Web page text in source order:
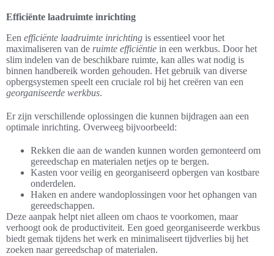
Efficiënte laadruimte inrichting
Een efficiënte laadruimte inrichting is essentieel voor het
maximaliseren van de ruimte efficiëntie in een werkbus. Door het
slim indelen van de beschikbare ruimte, kan alles wat nodig is
binnen handbereik worden gehouden. Het gebruik van diverse
opbergsystemen speelt een cruciale rol bij het creëren van een
georganiseerde werkbus.
Er zijn verschillende oplossingen die kunnen bijdragen aan een
optimale inrichting. Overweeg bijvoorbeeld:
Rekken die aan de wanden kunnen worden gemonteerd om
gereedschap en materialen netjes op te bergen.
Kasten voor veilig en georganiseerd opbergen van kostbare
onderdelen.
Haken en andere wandoplossingen voor het ophangen van
gereedschappen.
Deze aanpak helpt niet alleen om chaos te voorkomen, maar
verhoogt ook de productiviteit. Een goed georganiseerde werkbus
biedt gemak tijdens het werk en minimaliseert tijdverlies bij het
zoeken naar gereedschap of materialen.